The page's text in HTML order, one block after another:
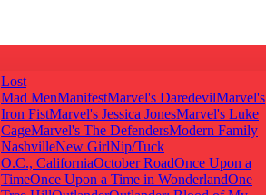
Lost
Mad MenManifestMarvel's DaredevilMarvel's
Iron FistMarvel's Jessica JonesMarvel's Luke
CageMarvel's The DefendersModern Family
NashvilleNew GirlNip/Tuck
O.C., CaliforniaOctober RoadOnce Upon a
TimeOnce Upon a Time in WonderlandOne